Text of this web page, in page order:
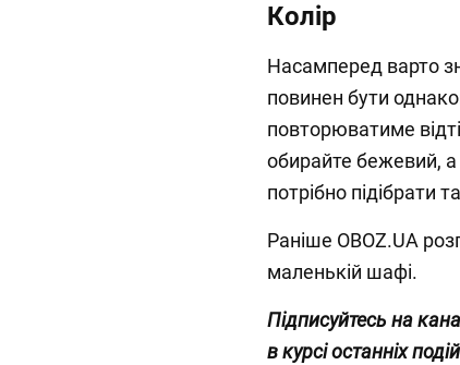
Колір
Насамперед варто
повинен бути
повторюватиме
обирайте бежевий,
потрібно підібрати
Раніше OBOZ.UA
маленькій шафі.
Підписуйтесь на
в курсі останніх